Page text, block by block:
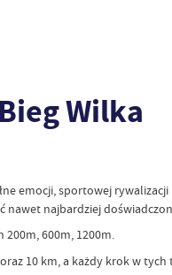
Wilka
emocji, sportowej
nawet najbardziej
200m, 600m, 1200m.
10 km, a każdy krok w